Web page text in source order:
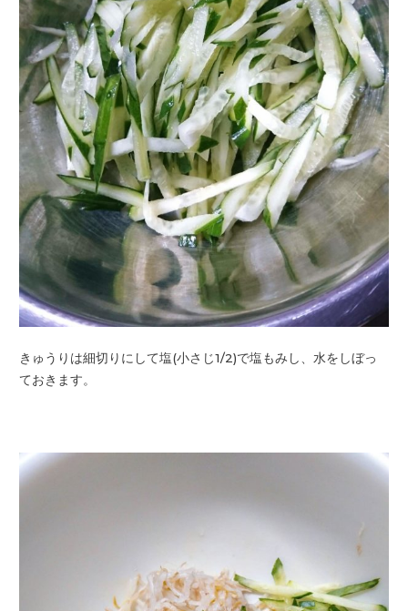
きゅうりは細切りにして塩(小さじ1/2)で塩もみし、水をしぼっ
ておきます。